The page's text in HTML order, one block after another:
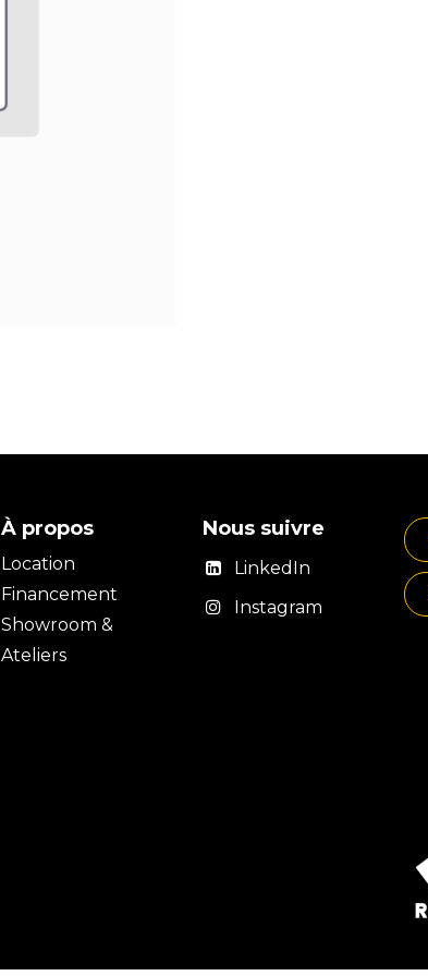
À propos
Location
Financement
Showroom &
Ateliers
Nous suivre
LinkedIn
Instagram